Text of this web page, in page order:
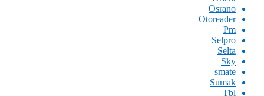
Osrano
Otoreader
Pm
Selpro
Selta
Sky
smate
Sumak
Tbl